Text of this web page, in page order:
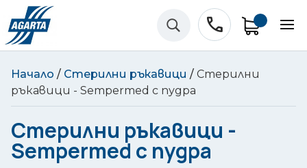
phone
U
Начало / Стерилни ръкавици / Стерилни
ръкавици - Sempermed с пудра
Стерилни ръкавици -
Sempermed с пудра